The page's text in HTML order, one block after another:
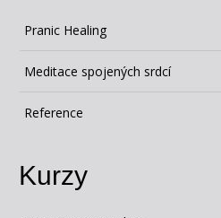
Pranic Healing
Meditace spojených srdcí
Reference
Kurzy